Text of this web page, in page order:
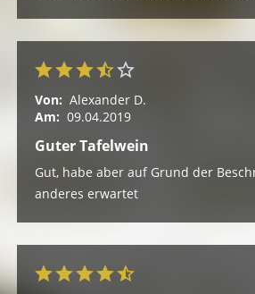
Von: Alexander D.
Am: 09.04.2019
Guter Tafelwein
Gut, habe aber auf Grund der
anderes erwartet